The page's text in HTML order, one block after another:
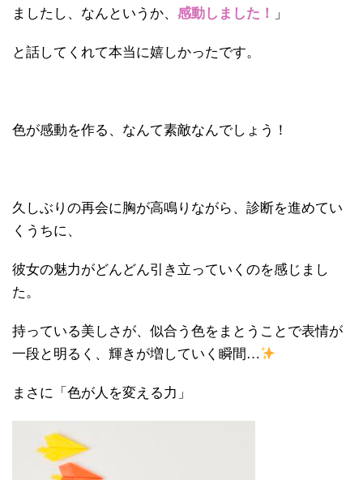
ましたし、なんというか、 感動しました！ 」
と話してくれて本当に嬉しかったです。
色が感動を作る、なんて素敵なんでしょう！
久しぶりの再会に胸が高鳴りながら、診断を進めてい
くうちに、
彼女の魅力がどんどん引き立っていくのを感じまし
た。
持っている美しさが、似合う色をまとうことで表情が
一段と明るく、輝きが増していく瞬間…
まさに「色が人を変える力」